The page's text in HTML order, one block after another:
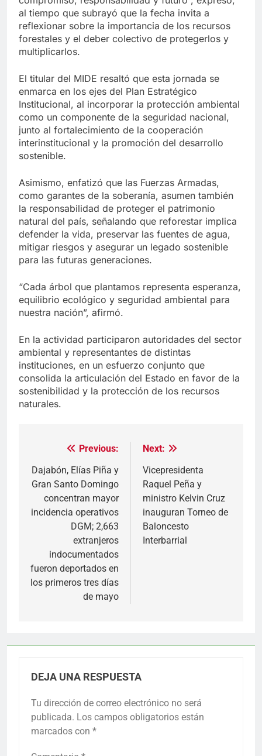
al tiempo que subrayó que la fecha invita a
reflexionar sobre la importancia de los recursos
forestales y el deber colectivo de protegerlos y
multiplicarlos.
El titular del MIDE resaltó que esta jornada se
enmarca en los ejes del Plan Estratégico
Institucional, al incorporar la protección ambiental
como un componente de la seguridad nacional,
junto al fortalecimiento de la cooperación
interinstitucional y la promoción del desarrollo
sostenible.
Asimismo, enfatizó que las Fuerzas Armadas,
como garantes de la soberanía, asumen también
la responsabilidad de proteger el patrimonio
natural del país, señalando que reforestar implica
defender la vida, preservar las fuentes de agua,
mitigar riesgos y asegurar un legado sostenible
para las futuras generaciones.
“Cada árbol que plantamos representa esperanza,
equilibrio ecológico y seguridad ambiental para
nuestra nación”, afirmó.
En la actividad participaron autoridades del sector
ambiental y representantes de distintas
instituciones, en un esfuerzo conjunto que
consolida la articulación del Estado en favor de la
sostenibilidad y la protección de los recursos
naturales.
Navegación
de
entradas
Previous:
Dajabón, Elías Piña y
Gran Santo Domingo
concentran mayor
incidencia operativos
DGM; 2,663
extranjeros
indocumentados
fueron deportados en
los primeros tres días
de mayo
Next:
Vicepresidenta
Raquel Peña y
ministro Kelvin Cruz
inauguran Torneo de
Baloncesto
Interbarrial
DEJA UNA RESPUESTA
Tu dirección de correo electrónico no será
publicada. Los campos obligatorios están
marcados con *